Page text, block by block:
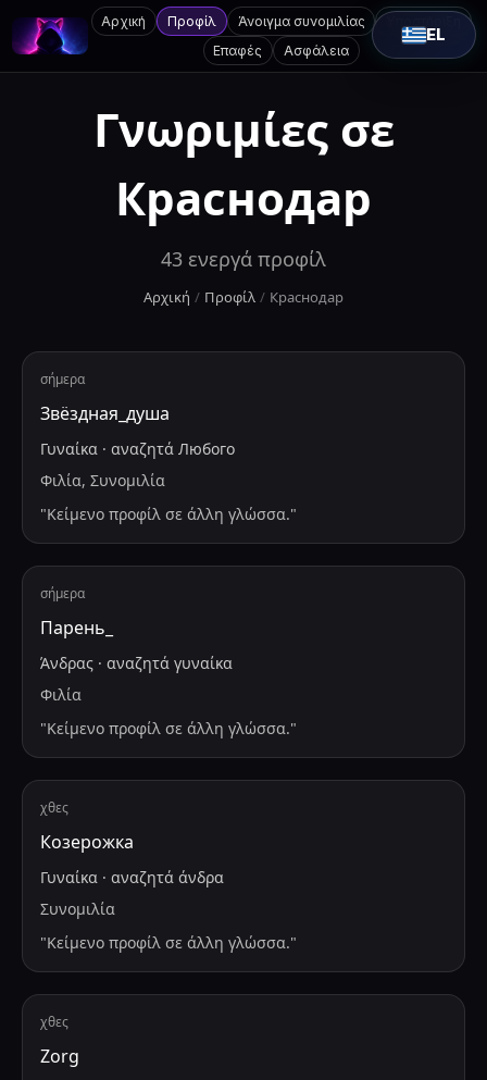
Αρχική Προφίλ Άνοιγμα συνομιλίας
Επαφές
Ασφάλεια
EL
Γνωριμίες σε
Краснодар
43 ενεργά προφίλ
Αρχική / Προφίλ / Краснодар
σήμερα
Звёздная_душа
Γυναίκα · αναζητά Любого
Φιλία, Συνομιλία
"Κείμενο προφίλ σε άλλη γλώσσα."
σήμερα
Парень_
Άνδρας · αναζητά γυναίκα
Φιλία
"Κείμενο προφίλ σε άλλη γλώσσα."
χθες
Козерожка
Γυναίκα · αναζητά άνδρα
Συνομιλία
"Κείμενο προφίλ σε άλλη γλώσσα."
χθες
Zorg